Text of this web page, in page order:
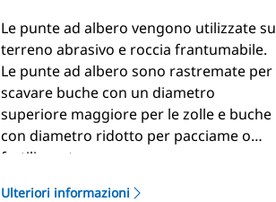
Le punte ad albero vengono utilizzate su
terreno abrasivo e roccia frantumabile.
Le punte ad albero sono rastremate per
scavare buche con un diametro
superiore maggiore per le zolle e buche
con diametro ridotto per pacciame o
fertilizzante.
Ulteriori informazioni